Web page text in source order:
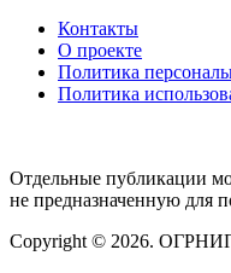
Контакты
О проекте
Политика
Политика
Отдельные публикации
не предназначенную для
Copyright © 2026.